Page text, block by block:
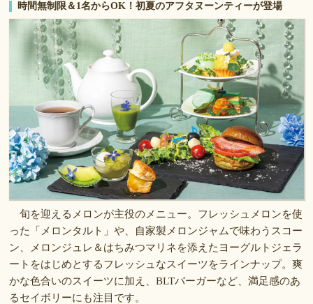
時間無制限＆1名からOK！初夏のアフタヌーンティーが登場
旬を迎えるメロンが主役のメニュー。フレッシュメロンを使
った「メロンタルト」や、自家製メロンジャムで味わうスコー
ン、メロンジュレ＆はちみつマリネを添えたヨーグルトジェラ
ートをはじめとするフレッシュなスイーツをラインナップ。爽
かな色合いのスイーツに加え、BLTバーガーなど、満足感のあ
るセイボリーにも注目です。